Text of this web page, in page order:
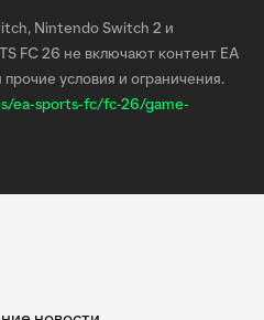
Nintendo Switch 2 и
FC 26 не включают контент EA
условия и ограничения.
ea-sports-fc/fc-26/game-